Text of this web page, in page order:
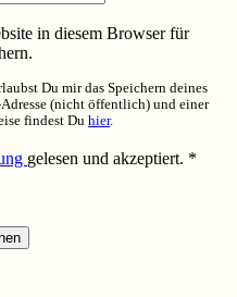
in diesem Browser für
Du mir das Speichern deines
(nicht öffentlich) und einer
findest Du hier.
gelesen und akzeptiert. *